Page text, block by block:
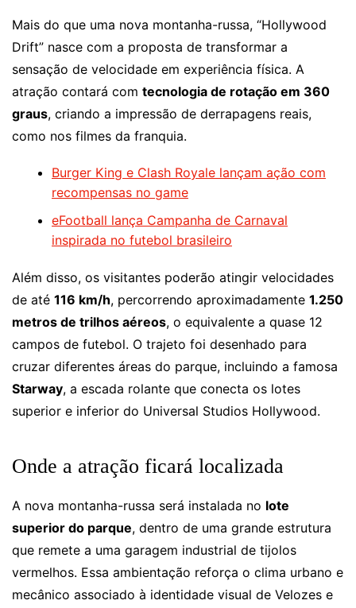
Mais do que uma nova montanha-russa, “Hollywood
Drift” nasce com a proposta de transformar a
sensação de velocidade em experiência física. A
atração contará com tecnologia de rotação em 360
graus, criando a impressão de derrapagens reais,
como nos filmes da franquia.
Burger King e Clash Royale lançam ação com
recompensas no game
eFootball lança Campanha de Carnaval
inspirada no futebol brasileiro
Além disso, os visitantes poderão atingir velocidades
de até 116 km/h, percorrendo aproximadamente 1.250
metros de trilhos aéreos, o equivalente a quase 12
campos de futebol. O trajeto foi desenhado para
cruzar diferentes áreas do parque, incluindo a famosa
Starway, a escada rolante que conecta os lotes
superior e inferior do Universal Studios Hollywood.
Onde a atração ficará localizada
A nova montanha-russa será instalada no lote
superior do parque, dentro de uma grande estrutura
que remete a uma garagem industrial de tijolos
vermelhos. Essa ambientação reforça o clima urbano e
mecânico associado à identidade visual de Velozes e